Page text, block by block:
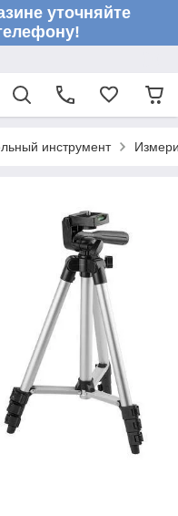
уточняйте
инструмент